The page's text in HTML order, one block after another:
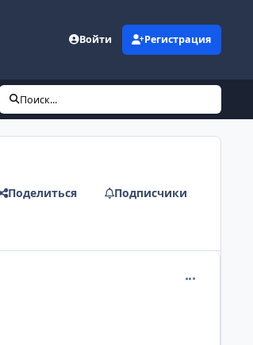
Войти Регистрация
Поиск...
Поделиться Подписчики